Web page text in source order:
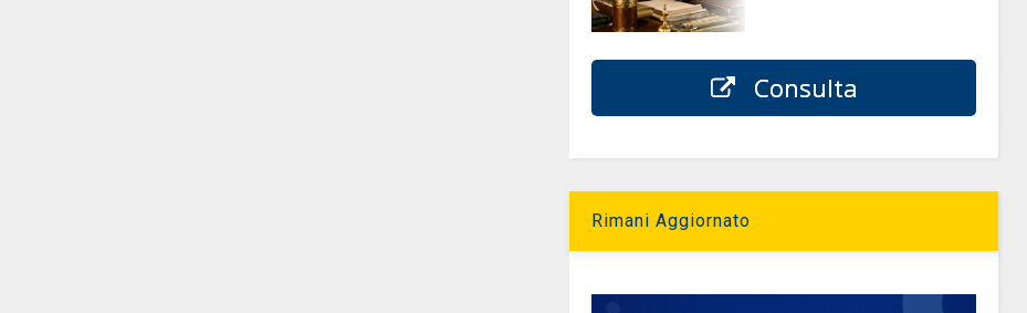
Consulta
Rimani Aggiornato